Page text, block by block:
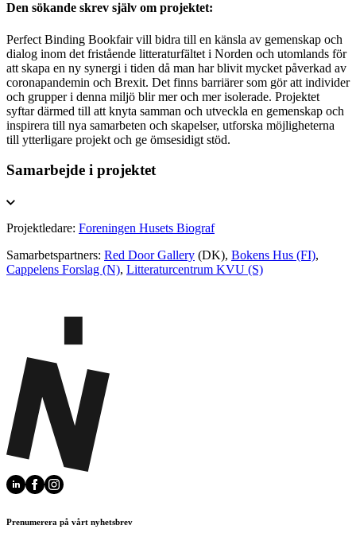
Den sökande skrev själv om projektet:
Perfect Binding Bookfair vill bidra till en känsla av gemenskap och
dialog inom det fristående litteraturfältet i Norden och utomlands för
att skapa en ny synergi i tiden då man har blivit mycket påverkad av
coronapandemin och Brexit. Det finns barriärer som gör att individer
och grupper i denna miljö blir mer och mer isolerade. Projektet
syftar därmed till att knyta samman och utveckla en gemenskap och
inspirera till nya samarbeten och skapelser, utforska möjligheterna
till ytterligare projekt och ge ömsesidigt stöd.
Samarbejde i projektet
Projektledare: Foreningen Husets Biograf
Samarbetspartners: Red Door Gallery (DK), Bokens Hus (FI),
Cappelens Forslag (N), Litteraturcentrum KVU (S)
Prenumerera på vårt nyhetsbrev